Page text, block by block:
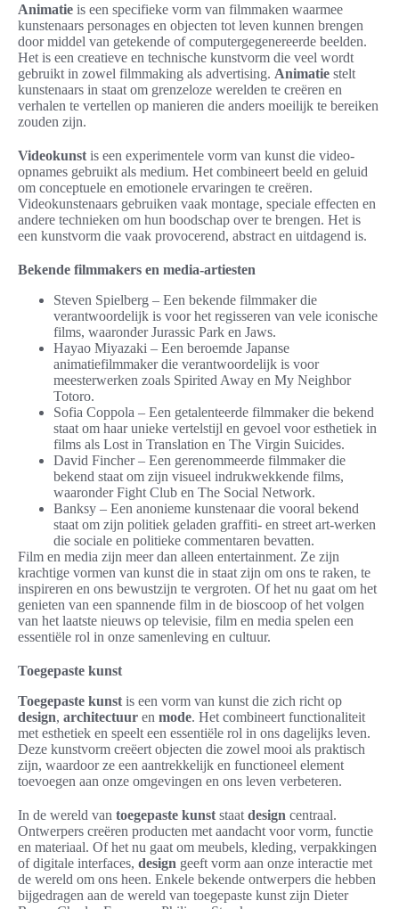
Animatie is een specifieke vorm van filmmaken waarmee
kunstenaars personages en objecten tot leven kunnen brengen
door middel van getekende of computergegenereerde beelden.
Het is een creatieve en technische kunstvorm die veel wordt
gebruikt in zowel filmmaking als advertising. Animatie stelt
kunstenaars in staat om grenzeloze werelden te creëren en
verhalen te vertellen op manieren die anders moeilijk te bereiken
zouden zijn.
Videokunst is een experimentele vorm van kunst die video-
opnames gebruikt als medium. Het combineert beeld en geluid
om conceptuele en emotionele ervaringen te creëren.
Videokunstenaars gebruiken vaak montage, speciale effecten en
andere technieken om hun boodschap over te brengen. Het is
een kunstvorm die vaak provocerend, abstract en uitdagend is.
Bekende filmmakers en media-artiesten
Steven Spielberg – Een bekende filmmaker die
verantwoordelijk is voor het regisseren van vele iconische
films, waaronder Jurassic Park en Jaws.
Hayao Miyazaki – Een beroemde Japanse
animatiefilmmaker die verantwoordelijk is voor
meesterwerken zoals Spirited Away en My Neighbor
Totoro.
Sofia Coppola – Een getalenteerde filmmaker die bekend
staat om haar unieke vertelstijl en gevoel voor esthetiek in
films als Lost in Translation en The Virgin Suicides.
David Fincher – Een gerenommeerde filmmaker die
bekend staat om zijn visueel indrukwekkende films,
waaronder Fight Club en The Social Network.
Banksy – Een anonieme kunstenaar die vooral bekend
staat om zijn politiek geladen graffiti- en street art-werken
die sociale en politieke commentaren bevatten.
Film en media zijn meer dan alleen entertainment. Ze zijn
krachtige vormen van kunst die in staat zijn om ons te raken, te
inspireren en ons bewustzijn te vergroten. Of het nu gaat om het
genieten van een spannende film in de bioscoop of het volgen
van het laatste nieuws op televisie, film en media spelen een
essentiële rol in onze samenleving en cultuur.
Toegepaste kunst
Toegepaste kunst is een vorm van kunst die zich richt op
design, architectuur en mode. Het combineert functionaliteit
met esthetiek en speelt een essentiële rol in ons dagelijks leven.
Deze kunstvorm creëert objecten die zowel mooi als praktisch
zijn, waardoor ze een aantrekkelijk en functioneel element
toevoegen aan onze omgevingen en ons leven verbeteren.
In de wereld van toegepaste kunst staat design centraal.
Ontwerpers creëren producten met aandacht voor vorm, functie
en materiaal. Of het nu gaat om meubels, kleding, verpakkingen
of digitale interfaces, design geeft vorm aan onze interactie met
de wereld om ons heen. Enkele bekende ontwerpers die hebben
bijgedragen aan de wereld van toegepaste kunst zijn Dieter